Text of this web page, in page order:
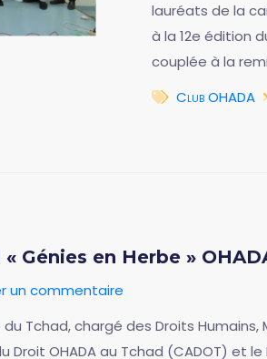
lauréats de la
à la 12e édition
couplée à la
Club OHADA
Génies en Herbe »
un commentaire
du Tchad, chargé des Droits
OHADA au Tchad (CADOT) et